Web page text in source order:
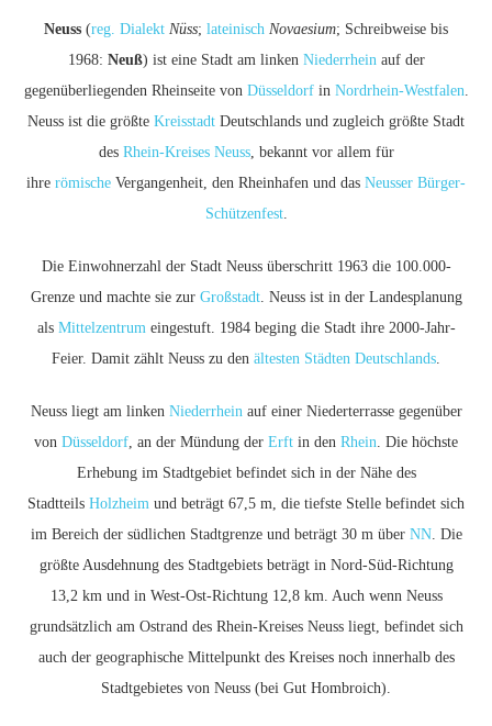
Neuss (reg. Dialekt Nüss; lateinisch Novaesium; Schreibweise bis
1968: Neuß) ist eine Stadt am linken Niederrhein auf der
gegenüberliegenden Rheinseite von Düsseldorfin Nordrhein-Westfalen
Neuss ist die größte Kreisstadt Deutschlands und zugleich größte Stadt
des Rhein-Kreises Neuss, bekannt vor allem für
ihre römische Vergangenheit, den Rheinhafen und das Neusser Bürger-
Schützenfest.
Die Einwohnerzahl der Stadt Neuss überschritt 1963 die 100.000-
Grenze und machte sie zur Großstadt. Neuss ist in der Landesplanung
als Mittelzentrum eingestuft. 1984 beging die Stadt ihre 2000-Jahr-
Feier. Damit zählt Neuss zu den ältesten Städten Deutschlands
Neuss liegt am linken Niederrhein auf einer Niederterrasse gegenüber
von Düsseldorf , an der Mündung der Erft in den Rhein . Die höchste
Erhebung im Stadtgebiet befindet sich in der Nähe des
Stadtteils Holzheim und beträgt 67,5 m, die tiefste Stelle befindet sich
im Bereich der südlichen Stadtgrenze und beträgt 30 m über NN. Die
größte Ausdehnung des Stadtgebiets beträgt in Nord-Süd-Richtung
13,2 km und in West-Ost-Richtung 12,8 km. Auch wenn Neuss
grundsätzlich am Ostrand des Rhein-Kreises Neuss liegt, befindet sich
auch der geographische Mittelpunkt des Kreises noch innerhalb des
Stadtgebietes von Neuss (bei Gut Hombroich).